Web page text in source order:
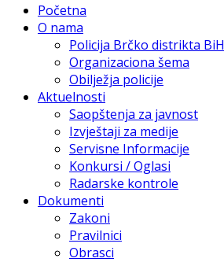
Početna
O nama
Policija Brčko distrikta BiH
Organizaciona šema
Obilježja policije
Aktuelnosti
Saopštenja za javnost
Izvještaji za medije
Servisne Informacije
Konkursi / Oglasi
Radarske kontrole
Dokumenti
Zakoni
Pravilnici
Obrasci